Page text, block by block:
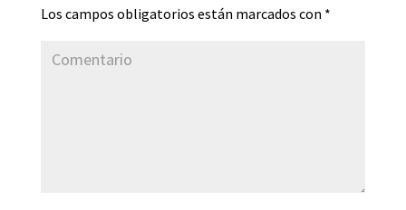
Los campos obligatorios están marcados con *